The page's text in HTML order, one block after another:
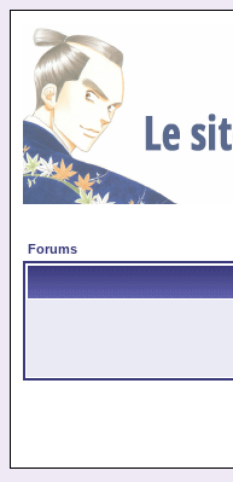
Forums